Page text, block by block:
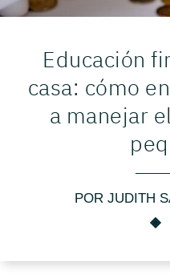
Educación
casa: cómo
a manejar
POR JUDITH